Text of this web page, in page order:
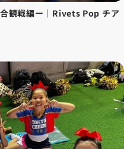
観戦編ー｜Rivets Pop チア